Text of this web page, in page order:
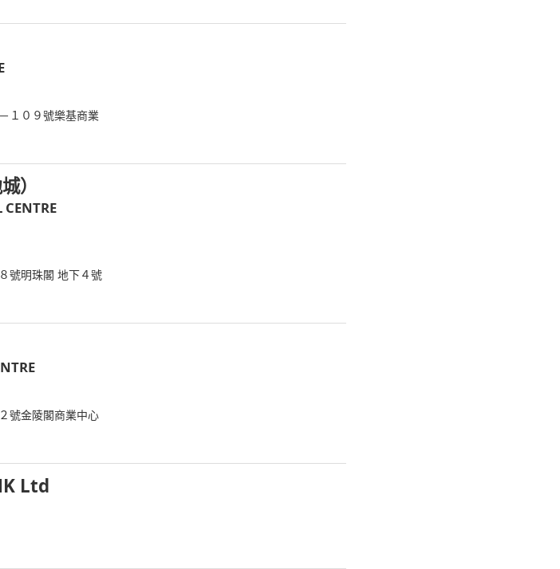
１０９號樂基商業
）
號明珠閣 地下４號
號金陵閣商業中心
Ltd